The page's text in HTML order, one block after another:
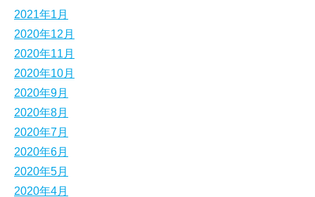
2021年1月
2020年12月
2020年11月
2020年10月
2020年9月
2020年8月
2020年7月
2020年6月
2020年5月
2020年4月